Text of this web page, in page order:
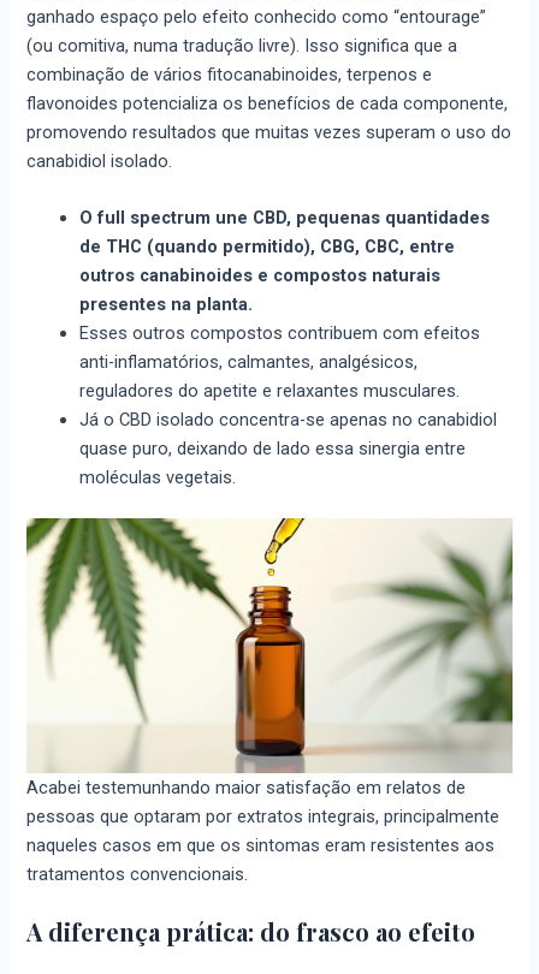
ganhado espaço pelo efeito conhecido como “entourage”
(ou comitiva, numa tradução livre). Isso significa que a
combinação de vários fitocanabinoides, terpenos e
flavonoides potencializa os benefícios de cada componente,
promovendo resultados que muitas vezes superam o uso do
canabidiol isolado.
O full spectrum une CBD, pequenas quantidades
de THC (quando permitido), CBG, CBC, entre
outros canabinoides e compostos naturais
presentes na planta.
Esses outros compostos contribuem com efeitos
anti-inflamatórios, calmantes, analgésicos,
reguladores do apetite e relaxantes musculares.
Já o CBD isolado concentra-se apenas no canabidiol
quase puro, deixando de lado essa sinergia entre
moléculas vegetais.
Acabei testemunhando maior satisfação em relatos de
pessoas que optaram por extratos integrais, principalmente
naqueles casos em que os sintomas eram resistentes aos
tratamentos convencionais.
A diferença prática: do frasco ao efeito